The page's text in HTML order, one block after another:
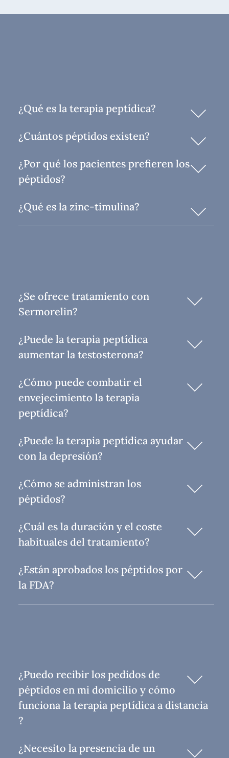
¿Qué es la terapia peptídica?
¿Cuántos péptidos existen?
¿Por qué los pacientes prefieren los
péptidos?
¿Qué es la zinc-timulina?
¿Se ofrece tratamiento con
Sermorelin?
¿Puede la terapia peptídica
aumentar la testosterona?
¿Cómo puede combatir el
envejecimiento la terapia
peptídica?
¿Puede la terapia peptídica ayudar
con la depresión?
¿Cómo se administran los
péptidos?
¿Cuál es la duración y el coste
habituales del tratamiento?
¿Están aprobados los péptidos por
la FDA?
¿Puedo recibir los pedidos de
péptidos en mi domicilio y cómo
funciona la terapia peptídica a distancia
?
¿Necesito la presencia de un